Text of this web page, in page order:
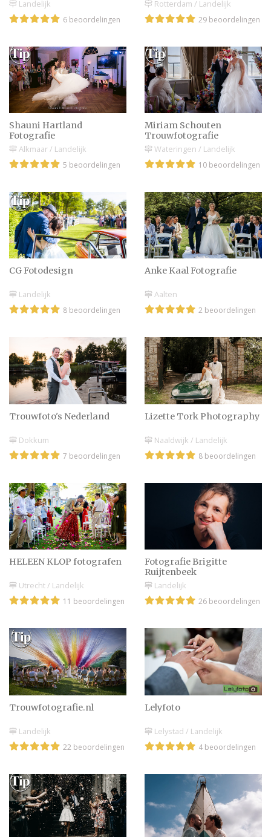
Landelijk
6 beoordelingen
Rotterdam / Landelijk
29 beoordelingen
Shauni Hartland
Fotografie
Alkmaar / Landelijk
5 beoordelingen
Miriam Schouten
Trouwfotografie
Wateringen / Landelijk
10 beoordelingen
CG Fotodesign
Landelijk
8 beoordelingen
Anke Kaal Fotografie
Aalten
2 beoordelingen
Trouwfoto's Nederland
Dokkum
7 beoordelingen
Lizette Tork Photography
Naaldwijk / Landelijk
8 beoordelingen
HELEEN KLOP fotografen
Utrecht / Landelijk
11 beoordelingen
Fotografie Brigitte
Ruijtenbeek
Landelijk
26 beoordelingen
Trouwfotografie.nl
Landelijk
22 beoordelingen
Lelyfoto
Lelystad / Landelijk
4 beoordelingen
Jullie liefdesverhaal
vastgelegd: het perfecte
5 Manieren om de
mooiste herinneringen
van je bruiloft te maken
Videograaf | Fotograaf
bruiloft inhuren & vanaf
Trouwalbum laten
maken door een
fotograaf of doen jullie
het zelf online?
Duo fotograaf voor je
bruiloft inhuren |
Voordelen duo shooters
Blader door
trouwfotografie
professionals met onze
zoekmachine!
verloving tot ja-woord
Koppel loveshoot op
locatie | Ins & outs
Locatie kiezen voor je
boudoir fotoshoot
Slideshow bruiloft
maken | Tips & tricks
ceremonie foto’s? Lees
hier tips!
maken in natuurgebied |
Regels & kosten